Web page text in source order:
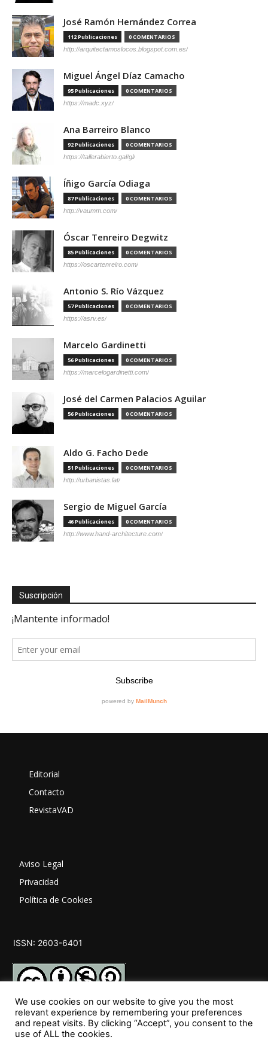
José Ramón Hernández Correa
112 Publicaciones 0 COMENTARIOS
http://arquitectamoslocos.blogspot.com.es/
Miguel Ángel Díaz Camacho
95 Publicaciones 0 COMENTARIOS
https://madc.xyz/
Ana Barreiro Blanco
92 Publicaciones 0 COMENTARIOS
https://tallerabierto.gal/gl/
Íñigo García Odiaga
87 Publicaciones 0 COMENTARIOS
http://vaumm.com/
Óscar Tenreiro Degwitz
85 Publicaciones 0 COMENTARIOS
https://oscartenreiro.com/
Antonio S. Río Vázquez
57 Publicaciones 0 COMENTARIOS
https://asrv.es/
Marcelo Gardinetti
56 Publicaciones 0 COMENTARIOS
https://marcelogardinetti.com/
José del Carmen Palacios Aguilar
56 Publicaciones 0 COMENTARIOS
Aldo G. Facho Dede
51 Publicaciones 0 COMENTARIOS
http://urbanistas.lat/
Sergio de Miguel García
46 Publicaciones 0 COMENTARIOS
http://www.hand-architecture.com/
Suscripción
Editorial
Contacto
RevistaVAD
Aviso Legal
Privacidad
Política de Cookies
ISSN: 2603-6401
SÍGUENOS
We use cookies on our website to give you the most
relevant experience by remembering your preferences
and repeat visits. By clicking “Accept”, you consent to the
use of ALL the cookies.